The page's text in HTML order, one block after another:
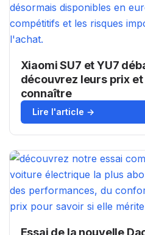
Xiaomi SU7 et YU7
découvrez leurs prix et
connaître
Lire l'article →